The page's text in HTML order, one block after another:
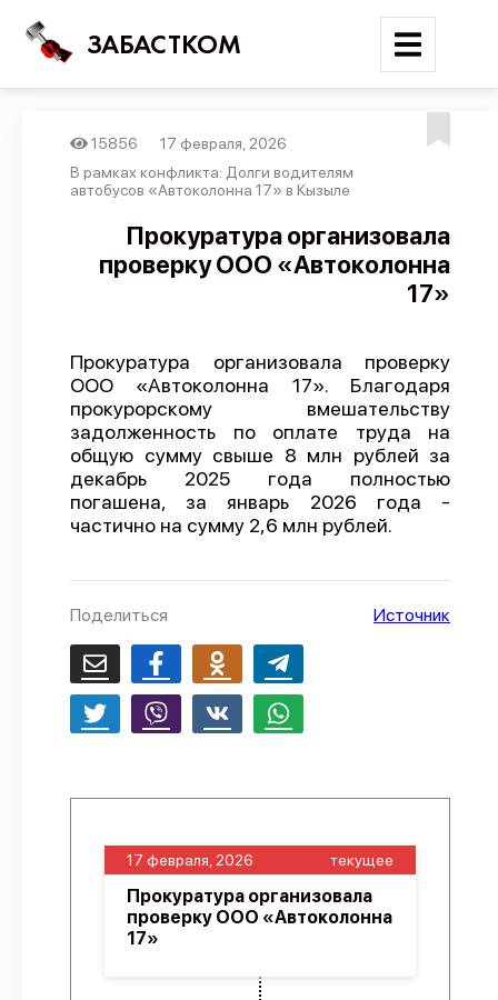
ЗАБАСТКОМ
Войти
Поиск
Новости
Отчеты
Предложить публикацию
Справочник
О проекте
15856
17 февраля, 2026
В рамках конфликта: Долги водителям
автобусов «Автоколонна 17» в Кызыле
Прокуратура организовала
проверку ООО «Автоколонна
17»
Прокуратура организовала проверку
ООО «Автоколонна 17». Благодаря
прокурорскому вмешательству
задолженность по оплате труда на
общую сумму свыше 8 млн рублей за
декабрь 2025 года полностью
погашена, за январь 2026 года -
частично на сумму 2,6 млн рублей.
Поделиться Источник
17 февраля, 2026 текущее
Прокуратура организовала
проверку ООО «Автоколонна
17»